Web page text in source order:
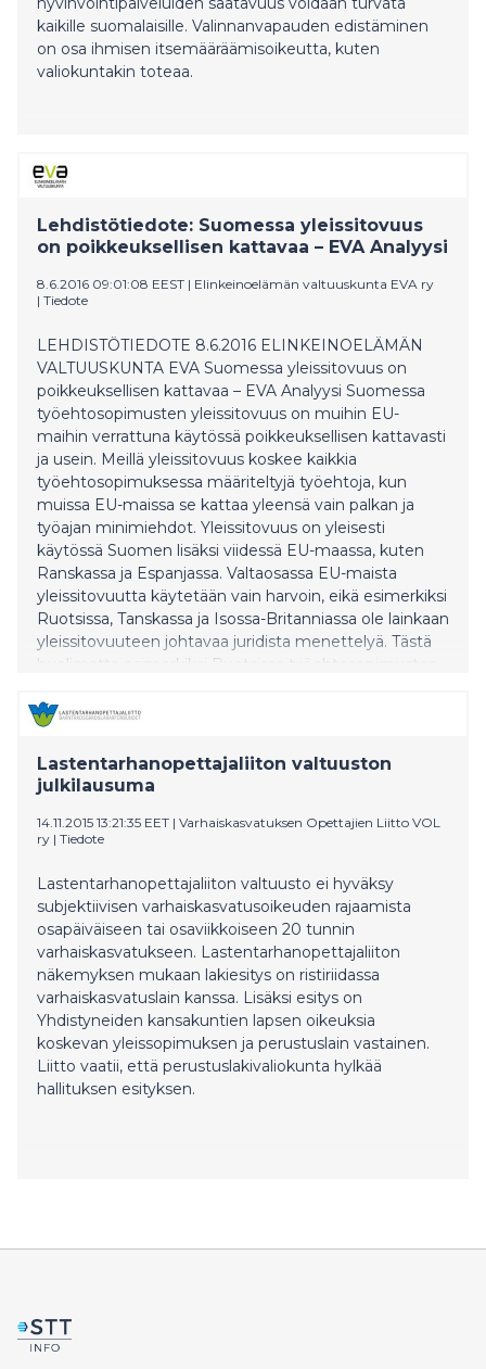
kaikille suomalaisille. Valinnanvapauden edistäminen
on osa ihmisen itsemääräämisoikeutta, kuten
valiokuntakin toteaa.
Lehdistötiedote: Suomessa yleissitovuus
on poikkeuksellisen kattavaa – EVA Analyysi
8.6.2016 09:01:08 EEST | Elinkeinoelämän valtuuskunta EVA ry
| Tiedote
LEHDISTÖTIEDOTE 8.6.2016 ELINKEINOELÄMÄN
VALTUUSKUNTA EVA Suomessa yleissitovuus on
poikkeuksellisen kattavaa – EVA Analyysi Suomessa
työehtosopimusten yleissitovuus on muihin EU-
maihin verrattuna käytössä poikkeuksellisen kattavasti
ja usein. Meillä yleissitovuus koskee kaikkia
työehtosopimuksessa määriteltyjä työehtoja, kun
muissa EU-maissa se kattaa yleensä vain palkan ja
työajan minimiehdot. Yleissitovuus on yleisesti
käytössä Suomen lisäksi viidessä EU-maassa, kuten
Ranskassa ja Espanjassa. Valtaosassa EU-maista
yleissitovuutta käytetään vain harvoin, eikä esimerkiksi
Ruotsissa, Tanskassa ja Isossa-Britanniassa ole lainkaan
yleissitovuuteen johtavaa juridista menettelyä. Tästä
huolimatta esimerkiksi Ruotsissa työehtosopimusten
toimintavapaudelle ja työntekijöiden liikkuvuudelle.
Tämä käy ilmi tänään verkossa julkistetusta EVA
Analyysista Sidotut kädet – Näin yleissitovuudesta tuli
työmarkkinoiden tärkein ongelma, jota varten kirj
Lastentarhanopettajaliiton valtuuston
julkilausuma
14.11.2015 13:21:35 EET | Varhaiskasvatuksen Opettajien Liitto VOL
ry | Tiedote
Lastentarhanopettajaliiton valtuusto ei hyväksy
subjektiivisen varhaiskasvatusoikeuden rajaamista
osapäiväiseen tai osaviikkoiseen 20 tunnin
varhaiskasvatukseen. Lastentarhanopettajaliiton
näkemyksen mukaan lakiesitys on ristiriidassa
varhaiskasvatuslain kanssa. Lisäksi esitys on
Yhdistyneiden kansakuntien lapsen oikeuksia
koskevan yleissopimuksen ja perustuslain vastainen.
Liitto vaatii, että perustuslakivaliokunta hylkää
hallituksen esityksen.